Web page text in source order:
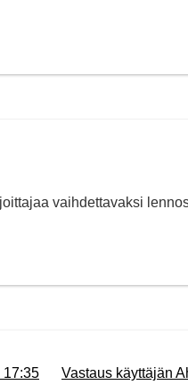
vaihdettavaksi
17:35
Vastaus käyttäjän